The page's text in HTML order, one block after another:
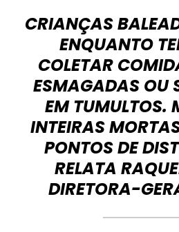
CRIANÇAS
ENQUANTO
COLETAR
ESMAGADAS OU
EM TUMULTOS.
INTEIRAS
PONTOS DE
RELATA
DIRETORA-